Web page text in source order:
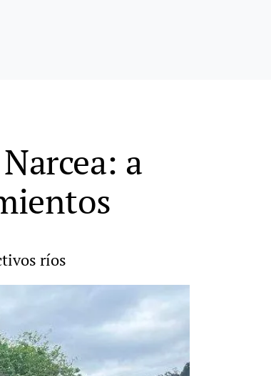
a
ríos